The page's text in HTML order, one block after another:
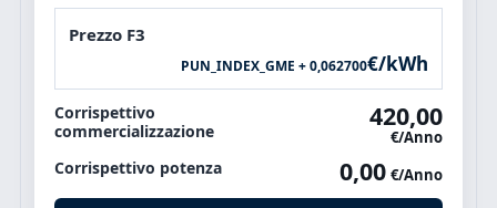
Prezzo F3
PUN_INDEX_GME + 0,062700€/kWh
Corrispettivo
commercializzazione
420,00
€/Anno
Corrispettivo potenza 0,00 €/Anno